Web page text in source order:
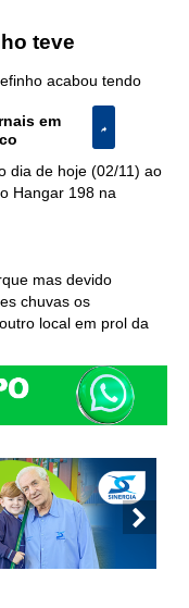
teve
acabou tendo
em
dia de hoje (02/11) ao
Hangar 198 na
mas devido
chuvas os
local em prol da